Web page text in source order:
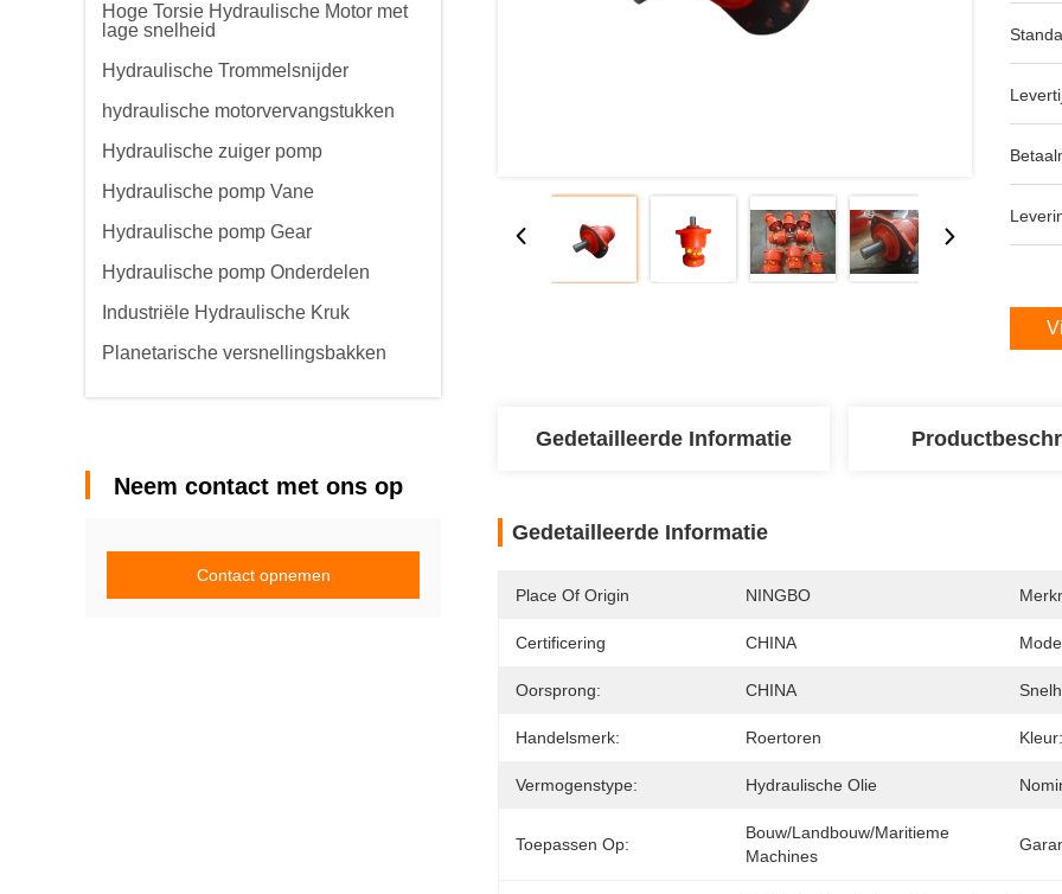
Hoge Torsie Hydraulische Motor met
lage snelheid
Hydraulische Trommelsnijder
hydraulische motorvervangstukken
Hydraulische zuiger pomp
Hydraulische pomp Vane
Hydraulische pomp Gear
Hydraulische pomp Onderdelen
Industriële Hydraulische Kruk
Planetarische versnellingsbakken
Neem contact met ons op
Contact opnemen
Gedetailleerde Informatie
Gedetailleerde Informatie
Place Of Origin NINGBO
Certificering CHINA
Oorsprong: CHINA
Handelsmerk: Roertoren Kleur:
Vermogenstype: Hydraulische Olie
Toepassen Op:
Bouw/Landbouw/Maritieme
Machines